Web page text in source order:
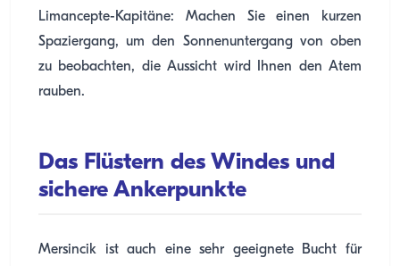
Limancepte-Kapitäne: Machen Sie einen kurzen
Spaziergang, um den Sonnenuntergang von oben
zu beobachten, die Aussicht wird Ihnen den Atem
rauben.
Das Flüstern des Windes und
sichere Ankerpunkte
Mersincik ist auch eine sehr geeignete Bucht für